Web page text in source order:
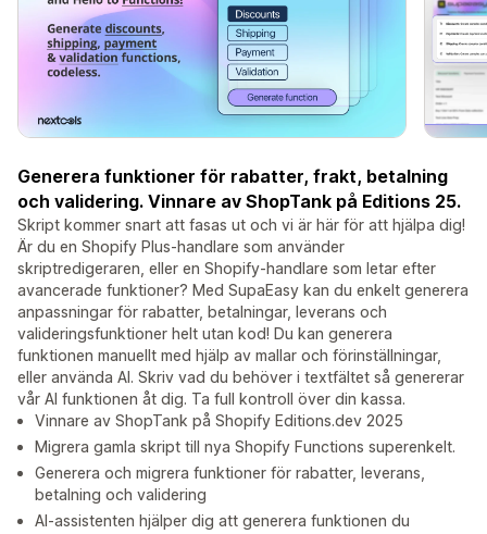
Generera funktioner för rabatter, frakt, betalning
och validering. Vinnare av ShopTank på Editions 25.
Skript kommer snart att fasas ut och vi är här för att hjälpa dig!
Är du en Shopify Plus-handlare som använder
skriptredigeraren, eller en Shopify-handlare som letar efter
avancerade funktioner? Med SupaEasy kan du enkelt generera
anpassningar för rabatter, betalningar, leverans och
valideringsfunktioner helt utan kod! Du kan generera
funktionen manuellt med hjälp av mallar och förinställningar,
eller använda AI. Skriv vad du behöver i textfältet så genererar
vår AI funktionen åt dig. Ta full kontroll över din kassa.
Vinnare av ShopTank på Shopify Editions.dev 2025
Migrera gamla skript till nya Shopify Functions superenkelt.
Generera och migrera funktioner för rabatter, leverans,
betalning och validering
AI-assistenten hjälper dig att generera funktionen du